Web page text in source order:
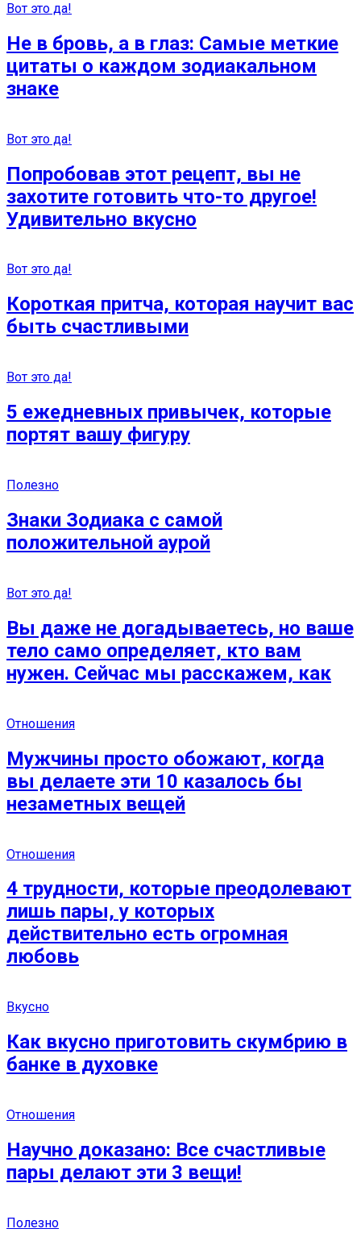
Вот это да!
Не в бровь, а в глаз: Самые меткие
цитаты о каждом зодиакальном
знаке
Вот это да!
Попробовав этот рецепт, вы не
захотите готовить что-то другое!
Удивительно вкусно
Вот это да!
Короткая притча, которая научит вас
быть счастливыми
Вот это да!
5 ежедневных привычек, которые
портят вашу фигуру
Полезно
Знаки Зодиака с самой
положительной аурой
Вот это да!
Вы даже не догадываетесь, но ваше
тело само определяет, кто вам
нужен. Сейчас мы расскажем, как
Отношения
Мужчины просто обожают, когда
вы делаете эти 10 казалось бы
незаметных вещей
Отношения
4 трудности, которые преодолевают
лишь пары, у которых
действительно есть огромная
любовь
Вкусно
Как вкусно приготовить скумбрию в
банке в духовке
Отношения
Научно доказано: Все счастливые
пары делают эти 3 вещи!
Полезно